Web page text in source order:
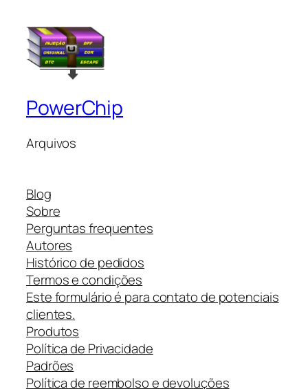
PowerChip
Arquivos
Blog
Sobre
Perguntas frequentes
Autores
Histórico de pedidos
Termos e condições
Este formulário é para contato de potenciais
clientes.
Produtos
Política de Privacidade
Padrões
Política de reembolso e devoluções